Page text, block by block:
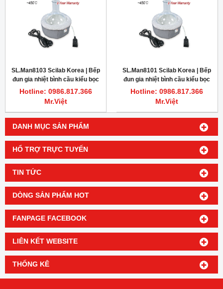
DANH MỤC SẢN PHẨM
HỔ TRỢ TRỰC TUYẾN
TIN TỨC
DÒNG SẢN PHẨM HOT
FANPAGE FACEBOOK
LIÊN KẾT WEBSITE
THỐNG KÊ
SL.Man8103 Scilab Korea | Bếp
đun gia nhiệt bình cầu kiểu bọc
vải 250ml
Hotline: 0986.817.366
Mr.Việt
SL.Man8101 Scilab Korea | Bếp
đun gia nhiệt bình cầu kiểu bọc
vải 50ml
Hotline: 0986.817.366
Mr.Việt